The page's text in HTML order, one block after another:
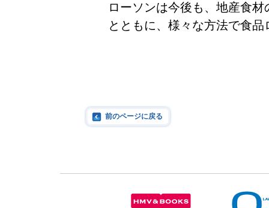
ローソンは今後も、地産食
とともに、様々な方法で食
前のページに戻る